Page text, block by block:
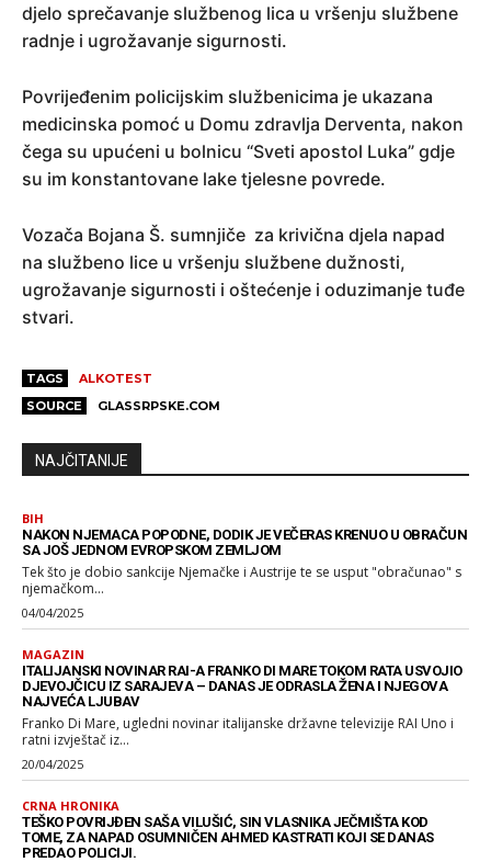
djelo sprečavanje službenog lica u vršenju službene
radnje i ugrožavanje sigurnosti.
Povrijeđenim policijskim službenicima je ukazana
medicinska pomoć u Domu zdravlja Derventa, nakon
čega su upućeni u bolnicu “Sveti apostol Luka” gdje
su im konstantovane lake tjelesne povrede.
Vozača Bojana Š. sumnjiče za krivična djela napad
na službeno lice u vršenju službene dužnosti,
ugrožavanje sigurnosti i oštećenje i oduzimanje tuđe
stvari.
TAGS
ALKOTEST
SOURCE
GLASSRPSKE.COM
NAJČITANIJE
BIH
NAKON NJEMACA POPODNE, DODIK JE VEČERAS KRENUO U OBRAČUN
SA JOŠ JEDNOM EVROPSKOM ZEMLJOM
Tek što je dobio sankcije Njemačke i Austrije te se usput "obračunao" s
njemačkom...
04/04/2025
MAGAZIN
ITALIJANSKI NOVINAR RAI-A FRANKO DI MARE TOKOM RATA USVOJIO
DJEVOJČICU IZ SARAJEVA – DANAS JE ODRASLA ŽENA I NJEGOVA
NAJVEĆA LJUBAV
Franko Di Mare, ugledni novinar italijanske državne televizije RAI Uno i
ratni izvještač iz...
20/04/2025
CRNA HRONIKA
TEŠKO POVRIJĐEN SAŠA VILUŠIĆ, SIN VLASNIKA JEČMIŠTA KOD
TOME, ZA NAPAD OSUMNIČEN AHMED KASTRATI KOJI SE DANAS
PREDAO POLICIJI.